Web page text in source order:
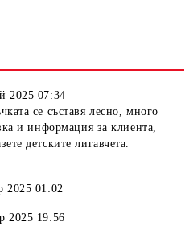
2025 07:34
се съставя лесно, много
и информация за клиента,
детските лигавчета.
2025 01:02
2025 19:56